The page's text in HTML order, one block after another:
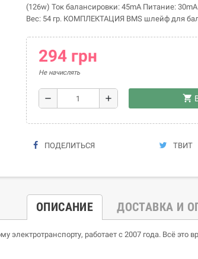
(126w) Ток балансировки: 45mA Питание:
Вес: 54 гр. КОМПЛЕКТАЦИЯ BMS шлейф для
294 грн
Не начислять
remove add shopping_cart
ПОДЕЛИТЬСЯ ТВИТ
ОПИСАНИЕ ДОСТАВКА И
электротранспорту, работает с 2007 года. Всё